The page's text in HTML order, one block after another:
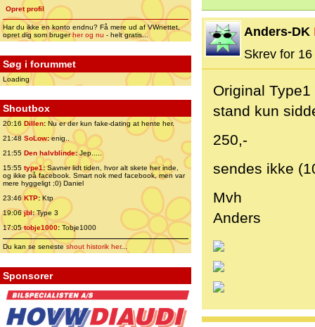
Opret profil
Har du ikke en konto endnu? Få mere ud af VWnettet,
opret dig som brugerher og nu - helt gratis...
Søg i forummet
Loading
Shoutbox
20:16 Dillen: Nu er der kun fake-dating at hente her.
21:48 SoLow:enig..
21:55 Den halvblinde:Jep.....
15:55 type1:Savner lidt tiden, hvor alt skete her inde,
og ikke på facebook. Smart nok med facebook, men var
mere hyggeligt ;0) Daniel
23:46 KTP:Ktp
19:06jbl:Type 3
17:05tobje1000: Tobje1000
Du kan se senesteshout historik her...
Sponsorer
Anders-DK
Skrev for
Original
stand kun
250,-
sendes ikke
Mvh
Anders